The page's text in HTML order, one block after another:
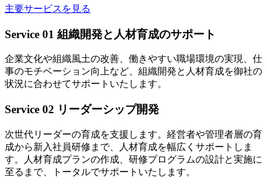
主要サービスを見る
Service 01 組織開発と人材育成のサポート
企業文化や組織風土の改善、働きやすい職場環境の実現、仕
事のモチベーション向上など、組織開発と人材育成を御社の
状況に合わせてサポートいたします。
Service 02 リーダーシップ開発
次世代リーダーの育成を支援します。経営者や管理者層の育
成から新入社員研修まで、人材育成を幅広くサポートしま
す。人材育成プランの作成、研修プログラムの設計と実施に
至るまで、トータルでサポートいたします。